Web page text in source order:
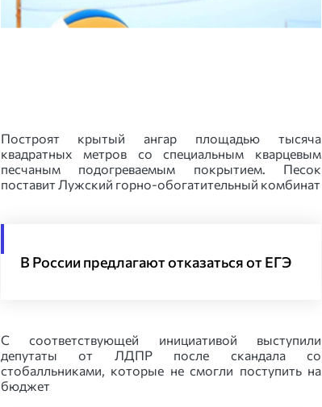
Построят крытый ангар площадью тысяча
квадратных метров со специальным кварцевым
песчаным подогреваемым покрытием. Песок
поставит Лужский горно-обогатительный комбинат
В России предлагают отказаться от ЕГЭ
С соответствующей инициативой выступили
депутаты от ЛДПР после скандала со
стобалльниками, которые не смогли поступить на
бюджет